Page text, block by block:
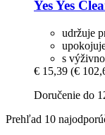
YesYes
udržuje
s
€ 15,39 (€
Doručenie do
Prehľad 10